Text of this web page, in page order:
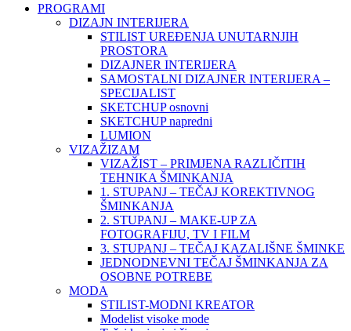
PROGRAMI
DIZAJN INTERIJERA
STILIST UREĐENJA UNUTARNJIH
PROSTORA
DIZAJNER INTERIJERA
SAMOSTALNI DIZAJNER INTERIJERA –
SPECIJALIST
SKETCHUP osnovni
SKETCHUP napredni
LUMION
VIZAŽIZAM
VIZAŽIST – PRIMJENA RAZLIČITIH
TEHNIKA ŠMINKANJA
1. STUPANJ – TEČAJ KOREKTIVNOG
ŠMINKANJA
2. STUPANJ – MAKE-UP ZA
FOTOGRAFIJU, TV I FILM
3. STUPANJ – TEČAJ KAZALIŠNE ŠMINKE
JEDNODNEVNI TEČAJ ŠMINKANJA ZA
OSOBNE POTREBE
MODA
STILIST-MODNI KREATOR
Modelist visoke mode